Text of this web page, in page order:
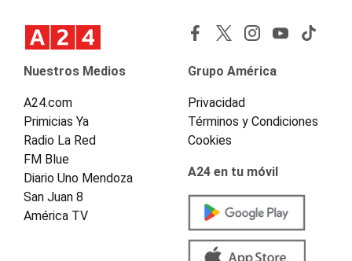
Nuestros Medios
A24.com
Primicias Ya
Radio La Red
FM Blue
Diario Uno Mendoza
San Juan 8
América TV
Grupo América
Privacidad
Términos y Condiciones
Cookies
A24 en tu móvil